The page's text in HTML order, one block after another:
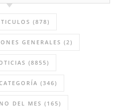
marzo: Salvio
(878)